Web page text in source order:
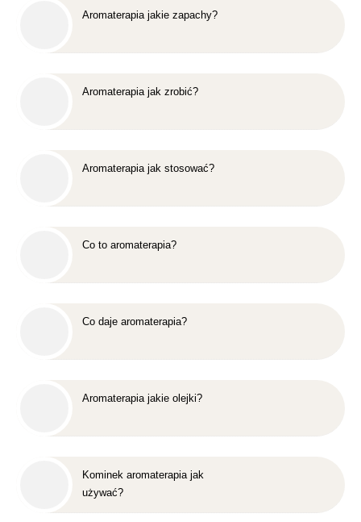
Aromaterapia jakie zapachy?
Aromaterapia jak zrobić?
Aromaterapia jak stosować?
Co to aromaterapia?
Co daje aromaterapia?
Aromaterapia jakie olejki?
Kominek aromaterapia jak
używać?